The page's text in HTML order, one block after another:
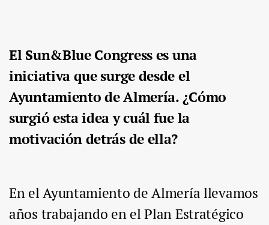
El Sun&Blue Congress es una
iniciativa que surge desde el
Ayuntamiento de Almería. ¿Cómo
surgió esta idea y cuál fue la
motivación detrás de ella?
En el Ayuntamiento de Almería llevamos
años trabajando en el Plan Estratégico